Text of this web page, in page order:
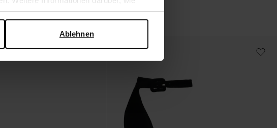
Sicherheit und zum
Ablehnen